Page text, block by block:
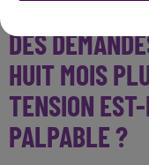
DES
HUIT MOIS
TENSION
PALPABLE ?